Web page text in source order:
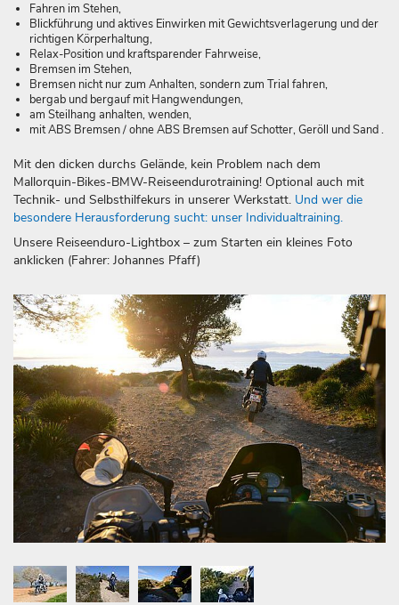
Fahren im Stehen,
Blickführung und aktives Einwirken mit Gewichtsverlagerung und der
richtigen Körperhaltung,
Relax-Position und kraftsparender Fahrweise,
Bremsen im Stehen,
Bremsen nicht nur zum Anhalten, sondern zum Trial fahren,
bergab und bergauf mit Hangwendungen,
am Steilhang anhalten, wenden,
mit ABS Bremsen / ohne ABS Bremsen auf Schotter, Geröll und Sand .
Mit den dicken durchs Gelände, kein Problem nach dem
Mallorquin-Bikes-BMW-Reiseendurotraining! Optional auch mit
Technik- und Selbsthilfekurs in unserer Werkstatt. Und wer die
besondere Herausforderung sucht: unser Individualtraining.
Unsere Reiseenduro-Lightbox – zum Starten ein kleines Foto
anklicken (Fahrer: Johannes Pfaff)